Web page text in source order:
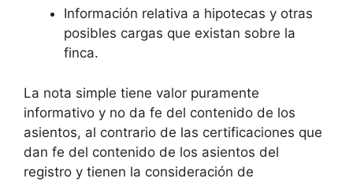
Información relativa a hipotecas y otras
posibles cargas que existan sobre la
finca.
La nota simple tiene valor puramente
informativo y no da fe del contenido de los
asientos, al contrario de las certificaciones que
dan fe del contenido de los asientos del
registro y tienen la consideración de